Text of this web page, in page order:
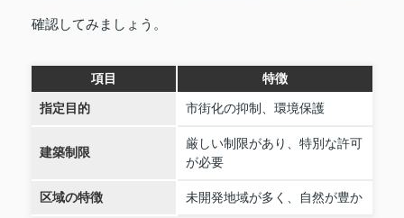
確認してみましょう。
項目 特徴
指定目的 市街化の抑制、環境保護
建築制限
厳しい制限があり、特別な許可
が必要
区域の特徴 未開発地域が多く、自然が豊か